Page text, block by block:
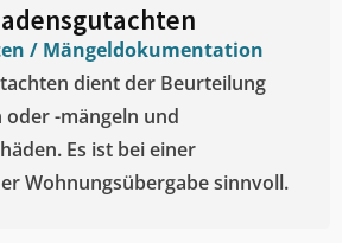
/ Mängeldokumentation
dient der Beurteilung
oder -mängeln und
Es ist bei einer
Wohnungsübergabe sinnvoll.